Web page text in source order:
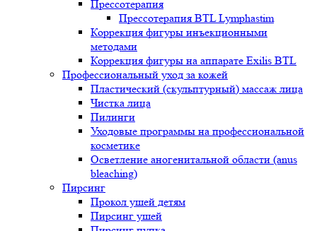
Прессотерапия
Прессотерапия BTL Lymphastim
Коррекция фигуры инъекционными
методами
Коррекция фигуры на аппарате Exilis BTL
Профессиональный уход за кожей
Пластический (скульптурный) массаж лица
Чистка лица
Пилинги
Уходовые программы на профессиональной
косметике
Осветление аногенитальной области (anus
bleaching)
Пирсинг
Прокол ушей детям
Пирсинг ушей